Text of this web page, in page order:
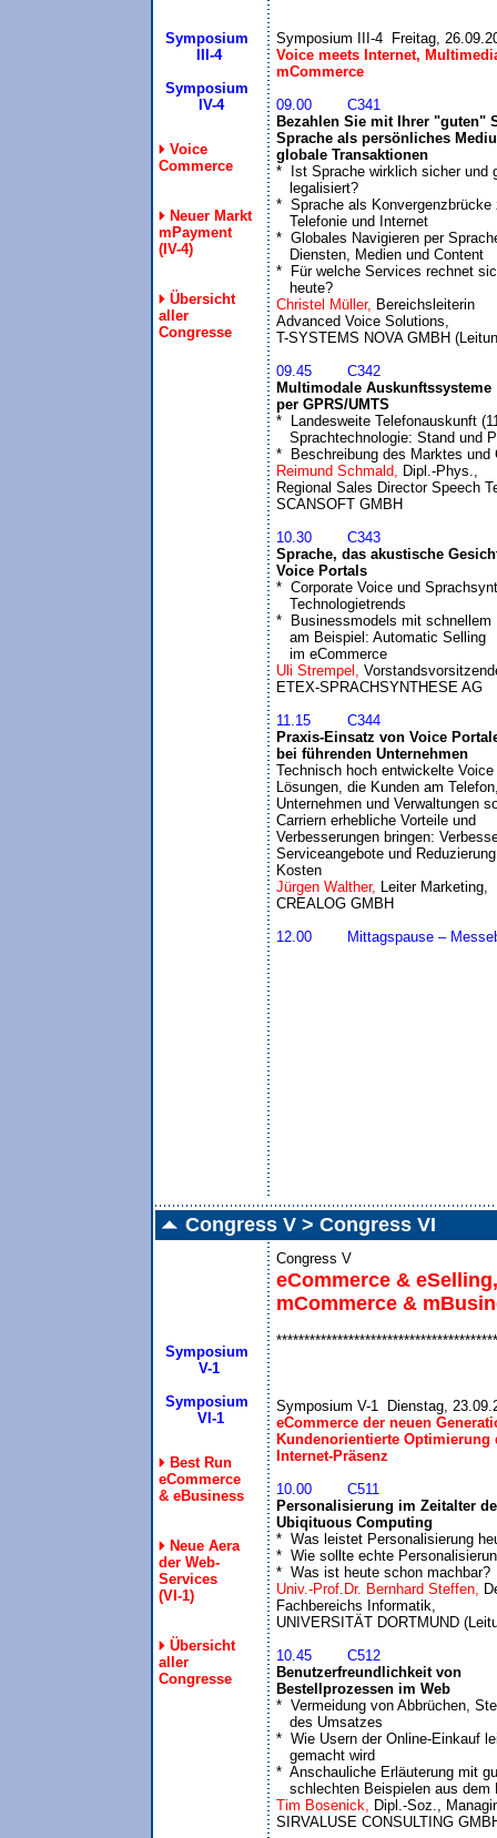
Symposium
III-4
Symposium
  IV-4
Voice
Commerce
Neuer Markt
mPayment
(IV-4)
Übersicht
aller
Congresse
Voice meets Internet,
mCommerce
09.00	C341
Bezahlen Sie mit Ihrer "guten"
Sprache als persönliches
globale Transaktionen
*  Ist Sprache wirklich sicher und
   legalisiert?
*  Sprache als Konvergenzbrücke
   Telefonie und Internet
*  Globales Navigieren per
   Diensten, Medien und Content
*  Für welche Services rechnet
   heute?
Christel Müller, Bereichsleiterin
Advanced Voice Solutions,
09.45	C342
Multimodale Auskunftssysteme
per GPRS/UMTS
*  Landesweite Telefonauskunft
Sprachtechnologie: Stand und
*  Beschreibung des Marktes und
Reimund Schmald, Dipl.-Phys.,
Regional Sales Director Speech
10.30	C343
Sprache, das akustische
Voice Portals
*  Corporate Voice und
   Technologietrends
*  Businessmodels mit
   am Beispiel: Automatic Selling
   im eCommerce
Uli Strempel,
11.15	C344
Praxis-Einsatz von Voice
bei führenden Unternehmen
Technisch hoch entwickelte
Lösungen, die Kunden am
Unternehmen und Verwaltungen
Carriern erhebliche Vorteile und
Verbesserungen bringen:
Serviceangebote und
Kosten
Jürgen Walther, Leiter Marketing,
CREALOG GMBH
12.00	Mittagspause –
Congress V > Congress VI
Symposium
V-1
Symposium
  VI-1
Best Run
eCommerce
& eBusiness
Neue Aera
der Web-
Services
(VI-1)
Übersicht
aller
Congresse
Congress V
eCommerce & eSelling,
mCommerce &
eCommerce der neuen
Kundenorientierte
Internet-Präsenz
10.00	C511
Personalisierung im Zeitalter
Ubiqituous Computing
*  Was leistet Personalisierung
*  Wie sollte echte
*  Was ist heute schon machbar?
Univ.-Prof.Dr. Bernhard Steffen,
Fachbereichs Informatik,
10.45	C512
Benutzerfreundlichkeit von
Bestellprozessen im Web
*  Vermeidung von Abbrüchen,
   des Umsatzes
*  Wie Usern der Online-Einkauf
   gemacht wird
*  Anschauliche Erläuterung mit
schlechten Beispielen aus dem
Tim Bosenick, Dipl.-Soz.,